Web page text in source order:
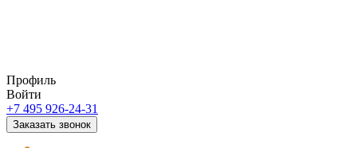
Профиль
Войти
+7 495 926-24-31
Заказать звонок